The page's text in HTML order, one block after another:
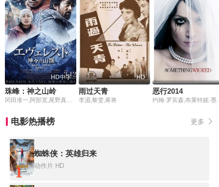
HD中字
珠峰：神之山岭
冈田准一,阿部宽,尾野真千子,泷正则,甲本雅裕,风间俊介,蒂伦·洛迪普,佐佐木藏之介,山中崇,田中要次
HD
雨过天青
李湄,黎雯,蒋将
恶行2014
约翰·罗宾森,布莱
电影热播榜 更多
1
蜘蛛侠：英雄归来
动作片 HD